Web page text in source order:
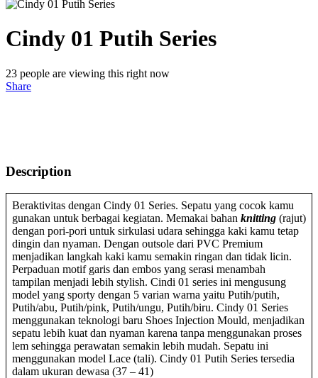
Cindy 01 Putih Series
23 people are viewing this right now
Share
Description
Beraktivitas dengan Cindy 01 Series. Sepatu yang cocok kamu
gunakan untuk berbagai kegiatan. Memakai bahan knitting (rajut)
dengan pori-pori untuk sirkulasi udara sehingga kaki kamu tetap
dingin dan nyaman. Dengan outsole dari PVC Premium
menjadikan langkah kaki kamu semakin ringan dan tidak licin.
Perpaduan motif garis dan embos yang serasi menambah
tampilan menjadi lebih stylish. Cindi 01 series ini mengusung
model yang sporty dengan 5 varian warna yaitu Putih/putih,
Putih/abu, Putih/pink, Putih/ungu, Putih/biru. Cindy 01 Series
menggunakan teknologi baru Shoes Injection Mould, menjadikan
sepatu lebih kuat dan nyaman karena tanpa menggunakan proses
lem sehingga perawatan semakin lebih mudah. Sepatu ini
menggunakan model Lace (tali). Cindy 01 Putih Series tersedia
dalam ukuran dewasa (37 – 41)